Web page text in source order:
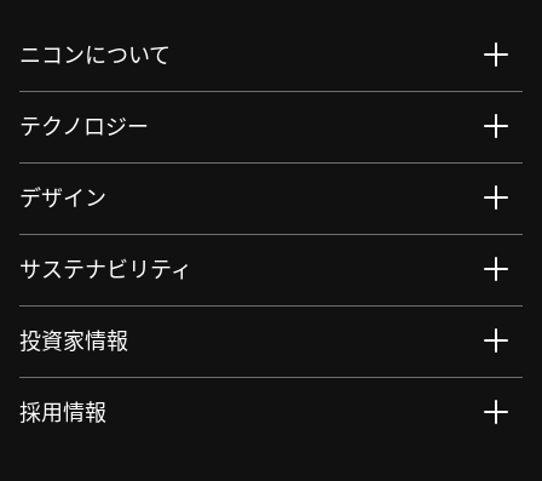
ニコンについて
テクノロジー
デザイン
サステナビリティ
投資家情報
採用情報